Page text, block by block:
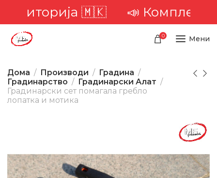
🇲🇰📣 Комплетна
0 Мени
Дома Производи
Градина
Градинарство
Градинарски Алат
Градинарски сет помагала гребло
лопатка и мотика